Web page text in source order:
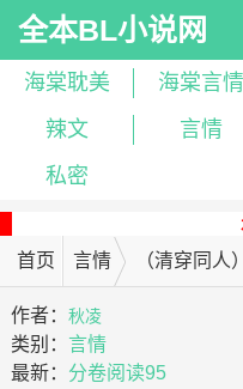
全本BL小说网
海棠耽美 海棠言情
辣文
言情
私密
首页 言情 （清穿同人
作者：秋凌
类别：言情
最新： 分卷阅读95